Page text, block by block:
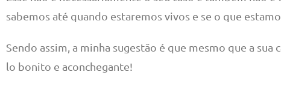
sabemos até quando estaremos vivos e se o que
Sendo assim, a minha sugestão é que mesmo que a
lo bonito e aconchegante!